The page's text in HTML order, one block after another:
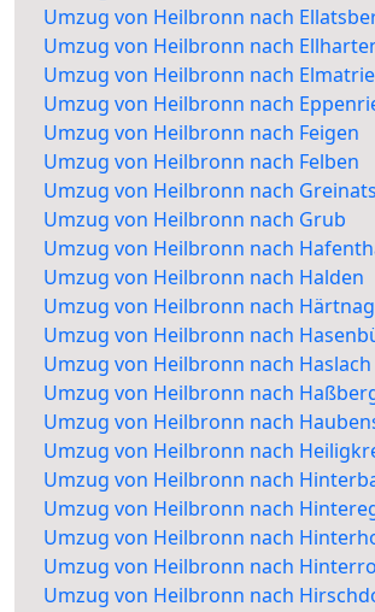
Umzug von Heilbronn nach
Umzug von Heilbronn nach
Umzug von Heilbronn nach
Umzug von Heilbronn nach
Umzug von Heilbronn nach Feigen
Umzug von Heilbronn nach Felben
Umzug von Heilbronn nach Greinats
Umzug von Heilbronn nach Grub
Umzug von Heilbronn nach
Umzug von Heilbronn nach Halden
Umzug von Heilbronn nach
Umzug von Heilbronn nach
Umzug von Heilbronn nach Haslach
Umzug von Heilbronn nach
Umzug von Heilbronn nach
Umzug von Heilbronn nach
Umzug von Heilbronn nach
Umzug von Heilbronn nach
Umzug von Heilbronn nach
Umzug von Heilbronn nach
Umzug von Heilbronn nach